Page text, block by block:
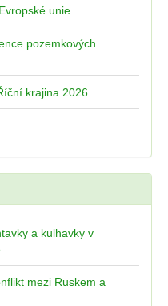
unie
pozemkových
krajina 2026
a kulhavky v
mezi Ruskem a